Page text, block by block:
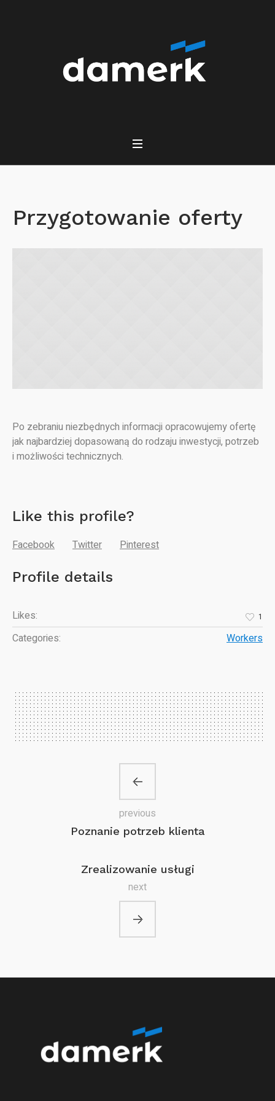
Przygotowanie oferty
Po zebraniu niezbędnych informacji opracowujemy ofertę
jak najbardziej dopasowaną do rodzaju inwestycji, potrzeb
i możliwości technicznych.
Like this profile?
Facebook Twitter Pinterest
Profile details
Likes: 1
Categories: Workers
Poznanie potrzeb klienta
previous
Zrealizowanie usługi
next